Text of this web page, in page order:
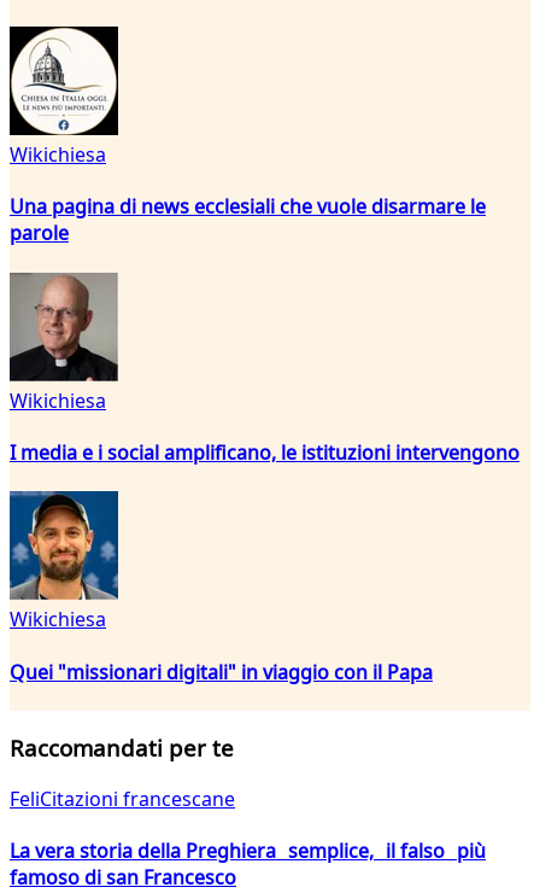
Wikichiesa
Una pagina di news ecclesiali che vuole disarmare le
parole
Wikichiesa
I media e i social amplificano, le istituzioni intervengono
Wikichiesa
Quei "missionari digitali" in viaggio con il Papa
Raccomandati per te
FeliCitazioni francescane
La vera storia della Preghiera semplice, il falso più
famoso di san Francesco